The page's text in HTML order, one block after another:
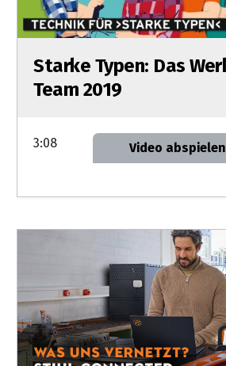
Starke Typen: Das
Team 2019
3:08 Video abspielen